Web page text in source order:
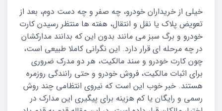
خیلی از خریداران خودرو، چه صفر و چه دست دوم، بعد از
تعویض پلاک یا نقل و انتقال، هفته ها منتظر رسیدن کارت
خودرو و برگ سبز می مانند بدون این که بدانند مدارکشان
در چه مرحله ای قرار دارد. این نگرانی کاملا طبیعی است،
چون کارت خودرو و سند مالکیت، هر دو مدرک ضروری
برای اثبات مالکیت، فروش خودرو و حتی رانندگی روزمره
هستند. خبر خوب این است که نیروی انتظامی چند روش
رسمی و رایگان یا کم هزینه برای پیگیری این مدارک در